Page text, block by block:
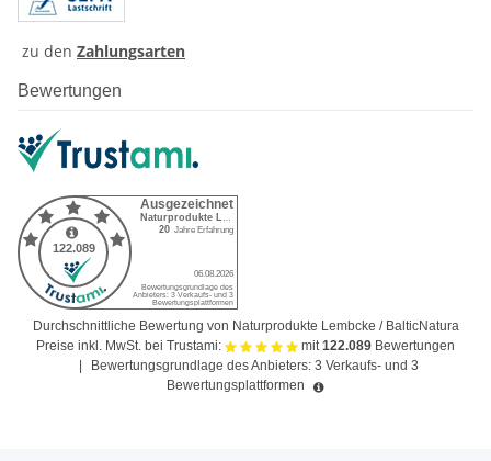
zu den Zahlungsarten
Bewertungen
Durchschnittliche Bewertung von Naturprodukte Lembcke / BalticNatura
Preise inkl. MwSt. bei Trustami:
mit122.089 Bewertungen
Bewertungsgrundlage des Anbieters: 3 Verkaufs- und 3
Bewertungsplattformen